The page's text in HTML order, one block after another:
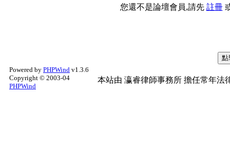
您還不是論壇會員,請先 註冊
Powered by PHPWind v1.3.6
Copyright © 2003-04
PHPWind
本站由 瀛睿律師事務所 擔任常年法